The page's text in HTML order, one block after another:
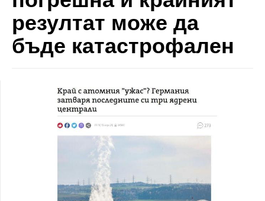
резултат може да
бъде катастрофален